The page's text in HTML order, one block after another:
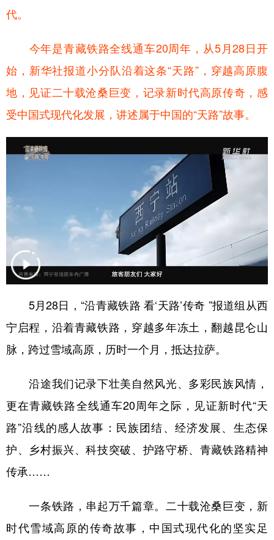
代。
今年是青藏铁路全线通车20周年，从5月28日开
始，新华社报道小分队沿着这条“天路”，穿越高原腹
地，见证二十载沧桑巨变，记录新时代高原传奇，感
受中国式现代化发展，讲述属于中国的“天路”故事。
5月28日，“沿青藏铁路 看‘天路’传奇 ”报道组从西
宁启程，沿着青藏铁路，穿越多年冻土，翻越昆仑山
脉，跨过雪域高原，历时一个月，抵达拉萨。
沿途我们记录下壮美自然风光、多彩民族风情，
更在青藏铁路全线通车20周年之际，见证新时代“天
路”沿线的感人故事：民族团结、经济发展、生态保
护、乡村振兴、科技突破、护路守桥、青藏铁路精神
传承……
一条铁路，串起万千篇章。二十载沧桑巨变，新
时代雪域高原的传奇故事，中国式现代化的坚实足